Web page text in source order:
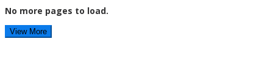
No more pages to load.
View More